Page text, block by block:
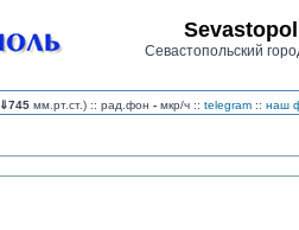
Севастопольский
⇓745 мм.рт.ст.) :: рад.фон - мкр/ч :: telegram :: наш